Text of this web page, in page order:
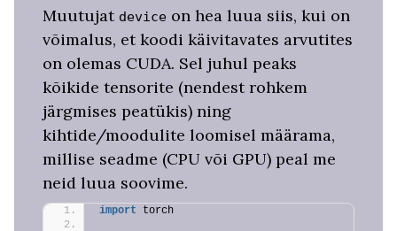
Muutujat device on hea luua siis, kui on
võimalus, et koodi käivitavates arvutites
on olemas CUDA. Sel juhul peaks
kõikide tensorite (nendest rohkem
järgmises peatükis) ning
kihtide/moodulite loomisel määrama,
millise seadme (CPU või GPU) peal me
neid luua soovime.
import torch